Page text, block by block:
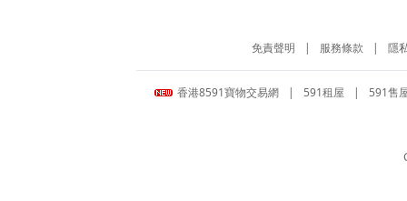
免責聲明 | 服務條款 | 隱
香港8591寶物交易網 | 591租屋 | 591售